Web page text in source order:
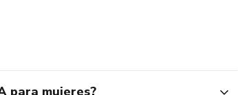
para mujeres?